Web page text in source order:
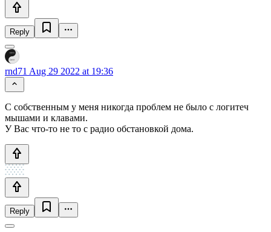
Reply
rnd71 Aug 29 2022 at 19:36
С собственным у меня никогда проблем не было с логитеч
мышами и клавами.
У Вас что-то не то с радио обстановкой дома.
Reply